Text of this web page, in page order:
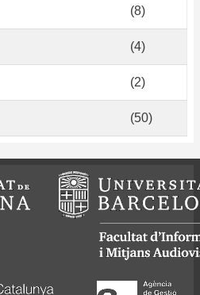
(8)
(4)
(2)
(50)